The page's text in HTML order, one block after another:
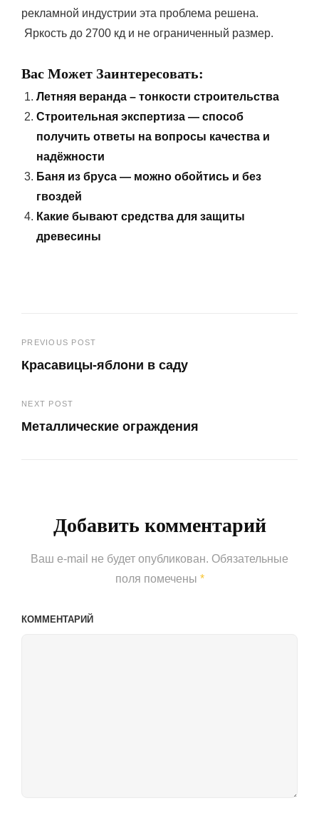
рекламной индустрии эта проблема решена.
Яркость до 2700 кд и не ограниченный размер.
Вас Может Заинтересовать:
Летняя веранда – тонкости строительства
Строительная экспертиза — способ
получить ответы на вопросы качества и
надёжности
Баня из бруса — можно обойтись и без
гвоздей
Какие бывают средства для защиты
древесины
Навигация
по
записям
PREVIOUS POST
Красавицы-яблони в саду
Post
NEXT POST
Металлические ограждения
Добавить комментарий
Ваш e-mail не будет опубликован. Обязательные
поля помечены *
КОММЕНТАРИЙ